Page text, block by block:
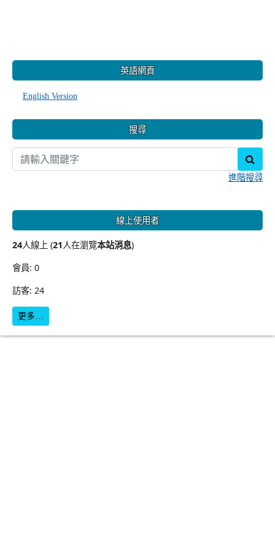
英語網頁
English Version
搜尋
進階搜尋
線上使用者
24人線上 (21人在瀏覽本站消息)
會員: 0
訪客: 24
更多…